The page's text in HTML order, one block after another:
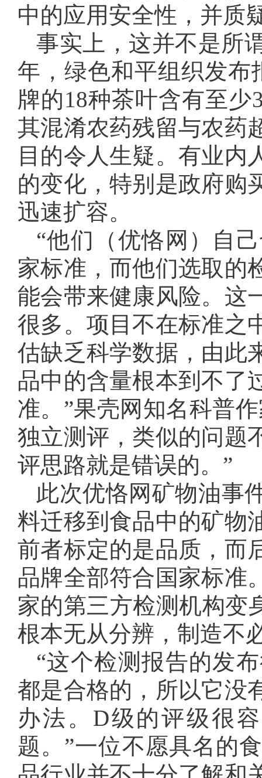
中的应用安全性，并质
事实上，这并不是所
年，绿色和平组织发布
牌的18种茶叶含有至
其混淆农药残留与农药
目的令人生疑。有业内
的变化，特别是政府购
迅速扩容。
“他们（优恪网）自
家标准，而他们选取的
能会带来健康风险。这
很多。项目不在标准之
估缺乏科学数据，由此
品中的含量根本到不了
准。”果壳网知名科普
独立测评，类似的问题
评思路就是错误的。”
此次优恪网矿物油事
料迁移到食品中的矿物
前者标定的是品质，而
品牌全部符合国家标准
家的第三方检测机构变
根本无从分辨，制造不
“这个检测报告的发
都是合格的，所以它没
办法。D级的评级很
题。”一位不愿具名的